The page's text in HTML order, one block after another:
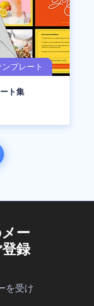
ト集
ー
録
を受け